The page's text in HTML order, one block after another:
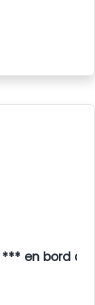
en bord de